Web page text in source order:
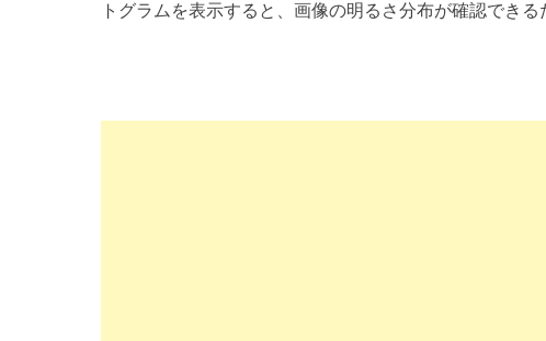
トグラムを表示すると、画像の明るさ分布が確認できる